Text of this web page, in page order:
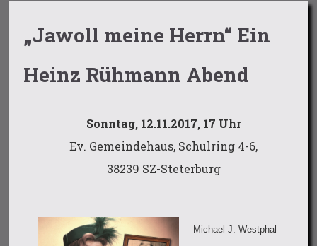
„Jawoll meine Herrn“ Ein
Heinz Rühmann Abend
Sonntag, 12.11.2017, 17 Uhr
Ev. Gemeindehaus, Schulring 4-6,
38239 SZ-Steterburg
Michael J. Westphal